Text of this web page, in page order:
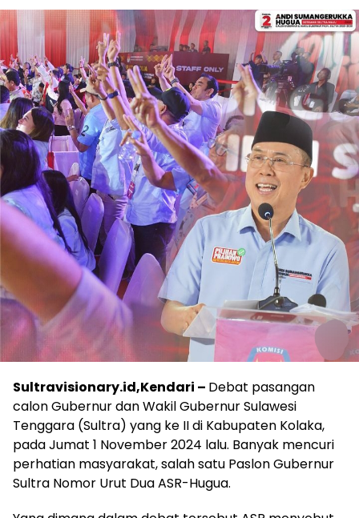
Sultravisionary.id,Kendari – Debat pasangan
calon Gubernur dan Wakil Gubernur Sulawesi
Tenggara (Sultra) yang ke II di Kabupaten Kolaka,
pada Jumat 1 November 2024 lalu. Banyak mencuri
perhatian masyarakat, salah satu Paslon Gubernur
Sultra Nomor Urut Dua ASR-Hugua.